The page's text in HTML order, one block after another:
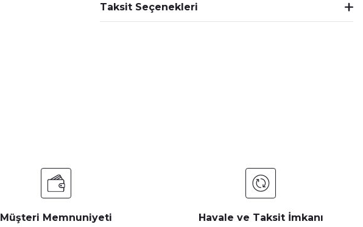
Taksit Seçenekleri
Müşteri Memnuniyeti Havale ve Taksit İmkanı